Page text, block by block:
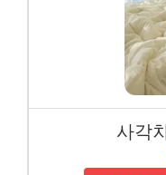
사각